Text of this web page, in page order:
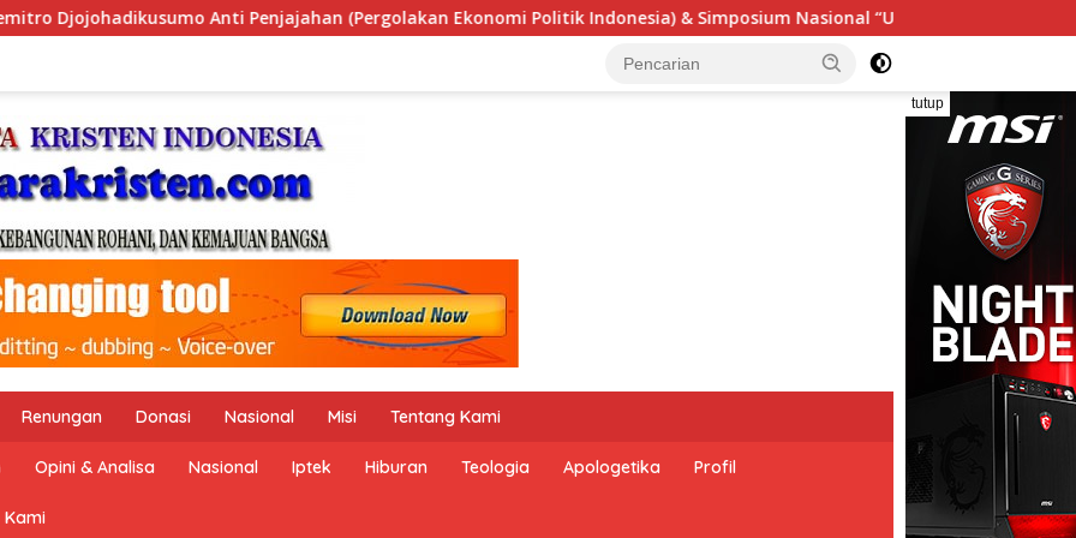
Ekonomi Politik Indonesia) & Simposium Nasional “Urgensi Undang-Undang Perekonomian Nasional dan
tutup
Renungan Donasi Nasional Misi Tentang Kami
Opini & Analisa Nasional Iptek Hiburan Teologia Apologetika Profil
Kami